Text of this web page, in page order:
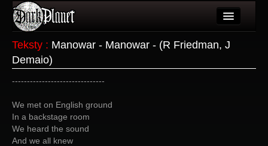
Użytkownicy
Wydarzenia
Galeria
Forum
Teksty : Manowar - Manowar - (R Friedman, J
Demaio)
-------------------------------
We met on English ground
In a backstage room
We heard the sound
And we all knew